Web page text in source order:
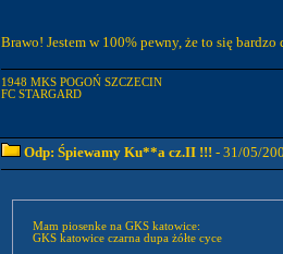
Brawo! Jestem w 100% pewny, że to się
1948 MKS POGOŃ SZCZECIN
FC STARGARD
Odp: Śpiewamy Ku**a cz.II !!! - 31/05/
Mam piosenke na GKS katowice:
GKS katowice czarna dupa żółte cyce